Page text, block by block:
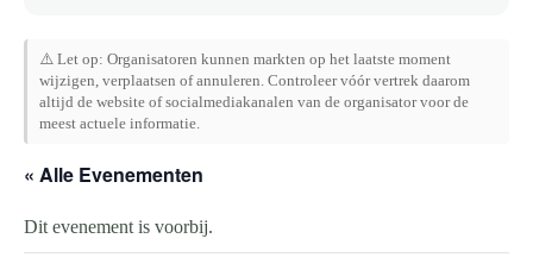
⚠️ Let op: Organisatoren kunnen markten op het laatste moment
wijzigen, verplaatsen of annuleren. Controleer vóór vertrek daarom
altijd de website of socialmediakanalen van de organisator voor de
meest actuele informatie.
« Alle Evenementen
Dit evenement is voorbij.